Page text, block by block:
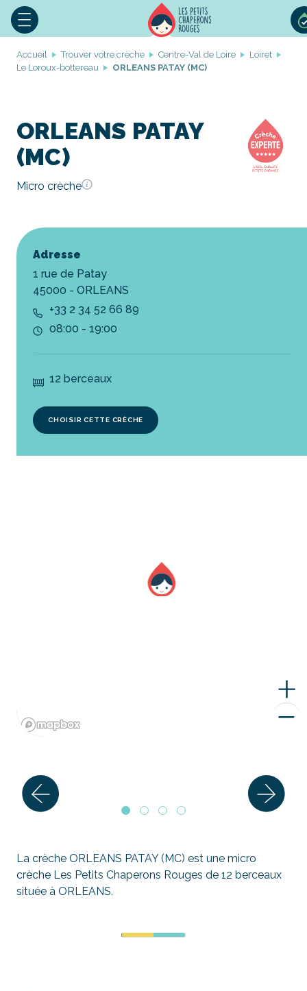
Accueil Trouver votre crèche Centre-Val de Loire
Loiret
Le Loroux-bottereau
ORLEANS PATAY (MC)
ORLEANS PATAY
(MC)
Micro crèche
Adresse
1 rue de Patay
45000 - ORLEANS
+33 2 34 52 66 89
08:00 - 19:00
12 berceaux
CHOISIR CETTE CRÈCHE
La crèche ORLEANS PATAY (MC) est une micro
crèche Les Petits Chaperons Rouges de 12 berceaux
située à ORLEANS.